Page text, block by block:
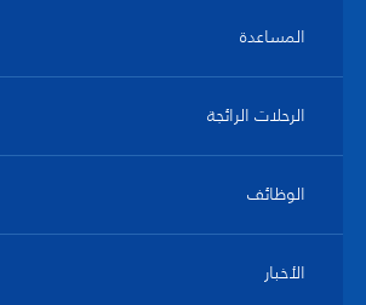
المساعدة
الرحلات الرائجة
الوظائف
الأخبار